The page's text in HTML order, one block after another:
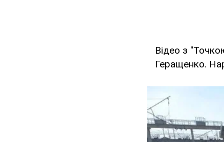
Відео з
Геращенко.